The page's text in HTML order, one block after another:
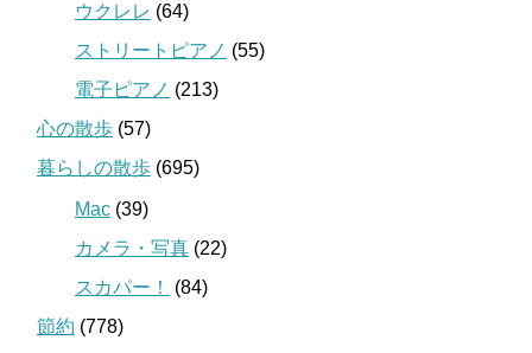
ウクレレ (64)
ストリートピアノ (55)
電子ピアノ (213)
心の散歩 (57)
暮らしの散歩 (695)
Mac (39)
カメラ・写真 (22)
スカパー！
(84)
節約 (778)